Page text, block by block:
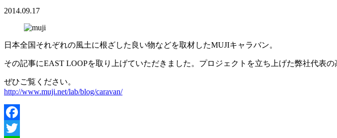
2014.09.17
日本全国それぞれの風土に根ざした良い物などを取材したMUJIキャラバン。
その記事にEAST LOOPを取り上げていただきました。プロジェクトを立ち上げた弊社代表
ぜひご覧ください。
http://www.muji.net/lab/blog/caravan/
Facebook